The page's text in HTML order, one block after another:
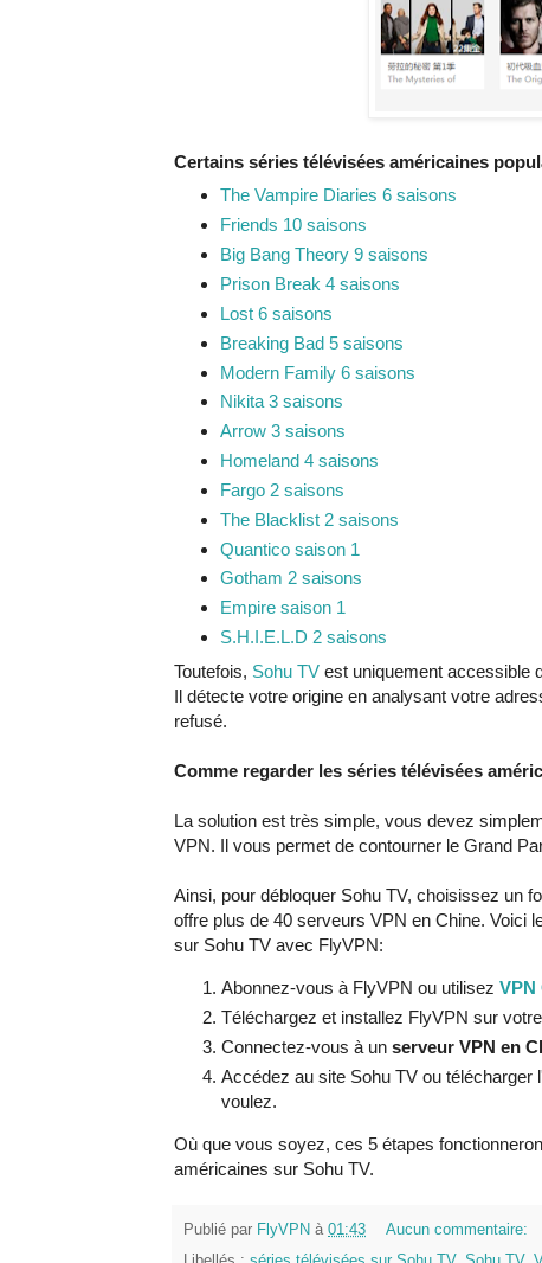
Certains séries télévisées américaines
The Vampire Diaries 6 saisons
Friends 10 saisons
Big Bang Theory 9 saisons
Prison Break 4 saisons
Lost 6 saisons
Breaking Bad 5 saisons
Modern Family 6 saisons
Nikita 3 saisons
Arrow 3 saisons
Homeland 4 saisons
Fargo 2 saisons
The Blacklist 2 saisons
Quantico saison 1
Gotham 2 saisons
Empire saison 1
S.H.I.E.L.D 2 saisons
Toutefois, Sohu TV est uniquement accessible
Il détecte votre origine en analysant votre
refusé.
Comme regarder les séries télévisées
La solution est très simple, vous devez
VPN. Il vous permet de contourner le Grand
Ainsi, pour débloquer Sohu TV, choisissez un
offre plus de 40 serveurs VPN en Chine. Voici
sur Sohu TV avec FlyVPN:
Abonnez-vous à FlyVPN ou utilisez VPN
Téléchargez et installez FlyVPN sur
Connectez-vous à un serveur VPN en
Accédez au site Sohu TV ou télécharger
voulez.
Où que vous soyez, ces 5 étapes
américaines sur Sohu TV.
Publié par FlyVPN à 01:43
Aucun commentaire: